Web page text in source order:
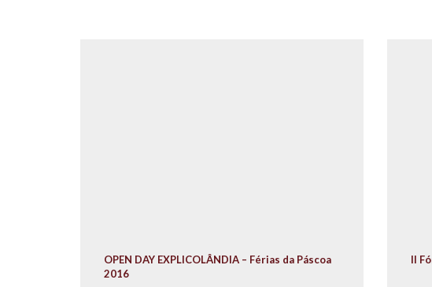
OPEN DAY EXPLICOLÂNDIA – Férias da Páscoa
2016
II